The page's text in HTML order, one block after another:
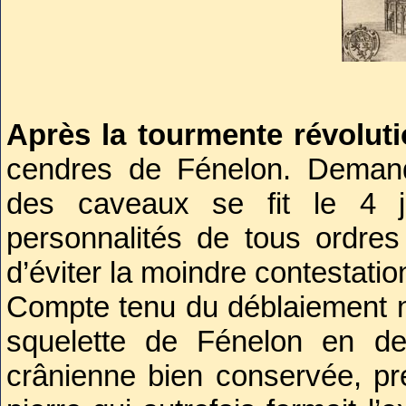
Elu à l’Académie française
sentimental, à la fois
enfantin jusqu’à la
tolérance, il pécha
Bossuet. Considéré comme
religion voulait une piété
poussant à se confier à
abandon sentimental à Dieu.
Après la tourmente
cendres de Fénelon.
des caveaux se fit le 4
personnalités de tous
d’éviter la moindre
Compte tenu du déblaiement
squelette de Fénelon en
crânienne bien conservée,